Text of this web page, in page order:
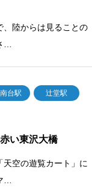
、陸からは見ることの
…
台駅 辻堂駅
い東沢大橋
空の遊覧カート」に
…